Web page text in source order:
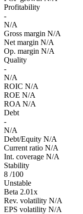
Profitability
-
N/A
Gross margin N/A
Net margin N/A
Op. margin N/A
Quality
-
N/A
ROIC N/A
ROE N/A
ROA N/A
Debt
-
N/A
Debt/Equity N/A
Current ratio N/A
Int. coverage N/A
Stability
8 /100
Unstable
Beta 2.01x
Rev. volatility N/A
EPS volatility N/A